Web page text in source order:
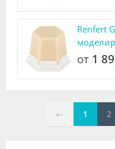
Renfert
от 1
← 1 2